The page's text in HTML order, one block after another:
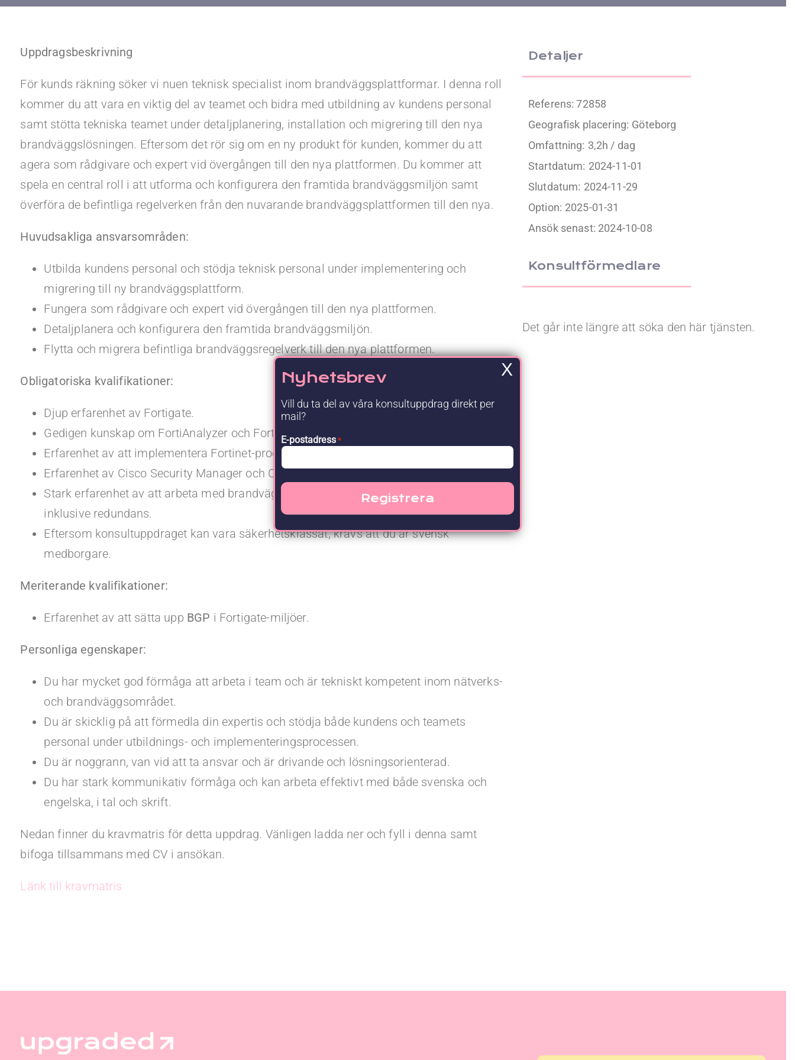
Uppdragsbeskrivning
För kunds räkning söker vi nuen teknisk specialist inom brandväggsplattformar. I denna roll
kommer du att vara en viktig del av teamet och bidra med utbildning av kundens personal
samt stötta tekniska teamet under detaljplanering, installation och migrering till den nya
brandväggslösningen. Eftersom det rör sig om en ny produkt för kunden, kommer du att
agera som rådgivare och expert vid övergången till den nya plattformen. Du kommer att
spela en central roll i att utforma och konfigurera den framtida brandväggsmiljön samt
överföra de befintliga regelverken från den nuvarande brandväggsplattformen till den nya.
Huvudsakliga ansvarsområden:
Utbilda kundens personal och stödja teknisk personal under implementering och
migrering till ny brandväggsplattform.
Fungera som rådgivare och expert vid övergången till den nya plattformen.
Detaljplanera och konfigurera den framtida brandväggsmiljön.
Flytta och migrera befintliga brandväggsregelverk till den nya plattformen.
Obligatoriska kvalifikationer:
Djup erfarenhet av Fortigate.
Gedigen kunskap om FortiAnalyzer och FortiManager.
Erfarenhet av att implementera Fortinet-produkter i storskaliga IT-miljöer.
Erfarenhet av Cisco Security Manager och Cisco ASA-brandväggar.
Stark erfarenhet av att arbeta med brandväggskonfigurationer och komplexa nätverk,
inklusive redundans.
Eftersom konsultuppdraget kan vara säkerhetsklassat, krävs att du är svensk
medborgare.
Meriterande kvalifikationer:
Erfarenhet av att sätta upp BGP i Fortigate-miljöer.
Personliga egenskaper:
Du har mycket god förmåga att arbeta i team och är tekniskt kompetent inom nätverks-
och brandväggsområdet.
Du är skicklig på att förmedla din expertis och stödja både kundens och teamets
personal under utbildnings- och implementeringsprocessen.
Du är noggrann, van vid att ta ansvar och är drivande och lösningsorienterad.
Du har stark kommunikativ förmåga och kan arbeta effektivt med både svenska och
engelska, i tal och skrift.
Nedan finner du kravmatris för detta uppdrag. Vänligen ladda ner och fyll i denna samt
bifoga tillsammans med CV i ansökan.
Länk till kravmatris
Detaljer
Referens: 72858
Geografisk placering: Göteborg
Omfattning: 3,2h / dag
Startdatum: 2024-11-01
Slutdatum: 2024-11-29
Option: 2025-01-31
Ansök senast: 2024-10-08
Konsultförmedlare
Det går inte längre att söka den här tjänsten.
Nyhetsbrev
Vill du ta del av våra konsultuppdrag direkt per
mail?
E-postadress *
X